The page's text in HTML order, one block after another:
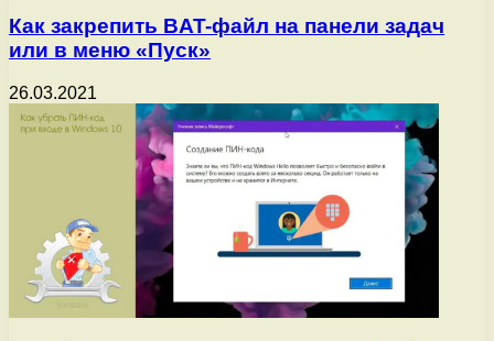
Как закрепить BAT-файл на панели задач
или в меню «Пуск»
26.03.2021